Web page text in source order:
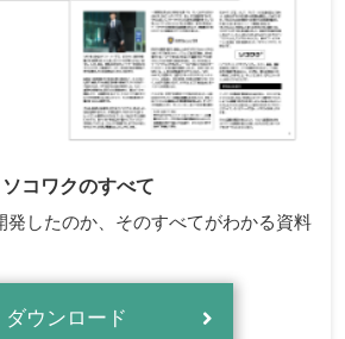
ソコワクのすべて
発したのか、そのすべてがわかる資料
ダウンロード